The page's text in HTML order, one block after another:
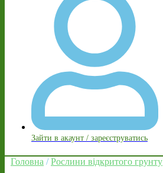
Зайти в акаунт / зареєструватись
Головна /Рослини відкритого грунту